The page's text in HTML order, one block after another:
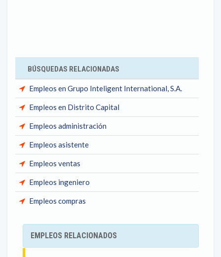
BÚSQUEDAS RELACIONADAS
Empleos en Grupo Inteligent International, S.A.
Empleos en Distrito Capital
Empleos administración
Empleos asistente
Empleos ventas
Empleos ingeniero
Empleos compras
EMPLEOS RELACIONADOS